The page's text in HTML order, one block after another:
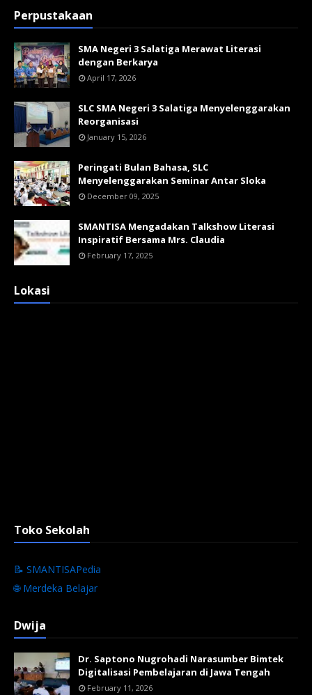
Perpustakaan
SMA Negeri 3 Salatiga Merawat Literasi
dengan Berkarya
April 17, 2026
SLC SMA Negeri 3 Salatiga Menyelenggarakan
Reorganisasi
January 15, 2026
Peringati Bulan Bahasa, SLC
Menyelenggarakan Seminar Antar Sloka
December 09, 2025
SMANTISA Mengadakan Talkshow Literasi
Inspiratif Bersama Mrs. Claudia
February 17, 2025
Lokasi
Toko Sekolah
📝 SMANTISAPedia
🌐 Merdeka Belajar
Dwija
Dr. Saptono Nugrohadi Narasumber Bimtek
Digitalisasi Pembelajaran di Jawa Tengah
February 11, 2026